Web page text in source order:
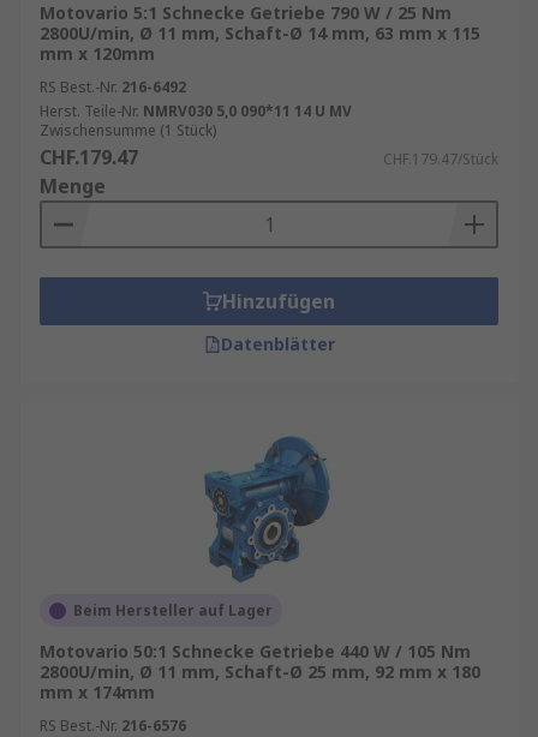
Motovario 5:1 Schnecke Getriebe 790 W / 25 Nm
2800U/min, Ø 11 mm, Schaft-Ø 14 mm, 63 mm x 115
mm x 120mm
RS Best.-Nr. 216-6492
Herst. Teile-Nr. NMRV030 5,0 090*11 14 U MV
Zwischensumme (1 Stück)
CHF.179.47 CHF.179.47/Stück
Menge
Hinzufügen
Datenblätter
Beim Hersteller auf Lager
Motovario 50:1 Schnecke Getriebe 440 W / 105 Nm
2800U/min, Ø 11 mm, Schaft-Ø 25 mm, 92 mm x 180
mm x 174mm
RS Best.-Nr. 216-6576